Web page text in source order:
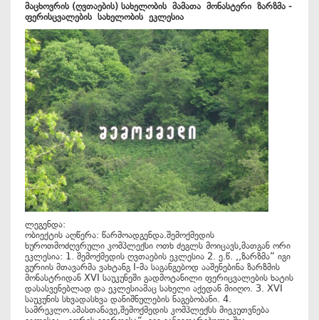
მაცხოვრის (ღვთაების) სახელობის მამათა მონასტერი ზარზმა -
ფერისცვალების სახელობის ეკლესია
ლეგენდა:
ობიექტის აღწერა: წარმოადგენდა.შემოქმედის
ხუროთმოძღვრული კომპლექსი ოთხ ძეგლს მოიცავს,მათგან ორი
ეკლესია: 1. შემოქმედის ღვთაების ეკლესია 2. ე.წ. ,,ზარზმა” იგი
გურიის მთავარმა ვახტანგ I-მა საგანგებოდ ააშენებინა ზარზმის
მონასტრიდან XVI საუკუნეში გადმოტანილი ფერიცვალების ხატის
დასასვენებლად და ეკლესიამაც სახელი აქედან მიიღო. 3. XVI
საუკუნის სხვადასხვა დანიშნულების ნაგებობანი. 4.
სამრეკლო.ამასთანავე,შემოქმედის კომპლექსს მიეკუთვნება